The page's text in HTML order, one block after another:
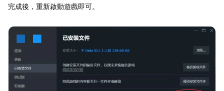
完成後，重新啟動遊戲即可。